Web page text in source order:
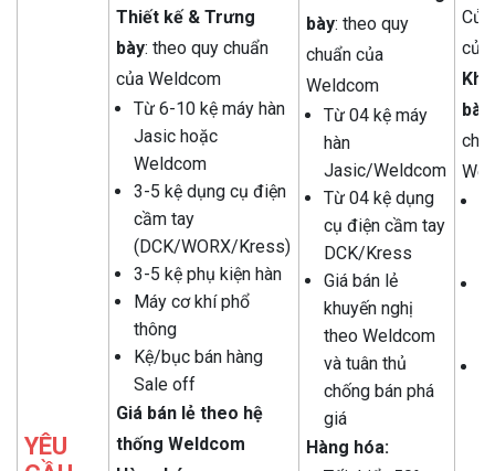
YÊU
Thiết kế & Trưng
bày: theo quy chuẩn
của Weldcom
Từ 6-10 kệ máy hàn
Jasic hoặc
Weldcom
3-5 kệ dụng cụ điện
cầm tay
(DCK/WORX/Kress)
3-5 kệ phụ kiện hàn
Máy cơ khí phổ
thông
Kệ/bục bán hàng
Sale off
Giá bán lẻ theo hệ
thống Weldcom
bày: theo quy
chuẩn của
Weldcom
Từ 04 kệ máy
hàn
Jasic/Weldcom
Từ 04 kệ dụng
cụ điện cầm tay
DCK/Kress
Giá bán lẻ
khuyến nghị
theo Weldcom
và tuân thủ
chống bán phá
giá
Hàng hóa:
bày